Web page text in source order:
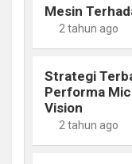
Mesin
2 tahun ago
Strategi
Performa
Vision
2 tahun ago